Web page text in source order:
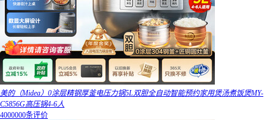
美的（Midea）0涂层精钢厚釜电压力锅5L双胆全自动智能预约家用煲汤煮饭煲MY-
C5856G高压锅4-6人
4000000条评价